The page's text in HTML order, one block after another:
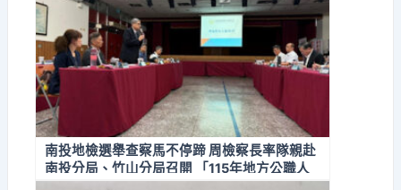
南投地檢選舉查察馬不停蹄 周檢察長率隊親赴
南投分局、竹山分局召開 「115年地方公職人
員選舉查察檢警分區座談會」 全面掌握第一線